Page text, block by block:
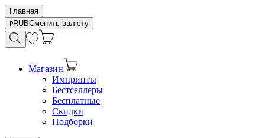
Главная
RUBСменить валюту
Магазин
Импринты
Бестселлеры
Бесплатные
Скидки
Подборки